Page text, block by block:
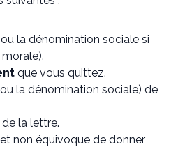
la dénomination sociale si
que vous quittez.
la dénomination sociale) de
la lettre.
non équivoque de donner